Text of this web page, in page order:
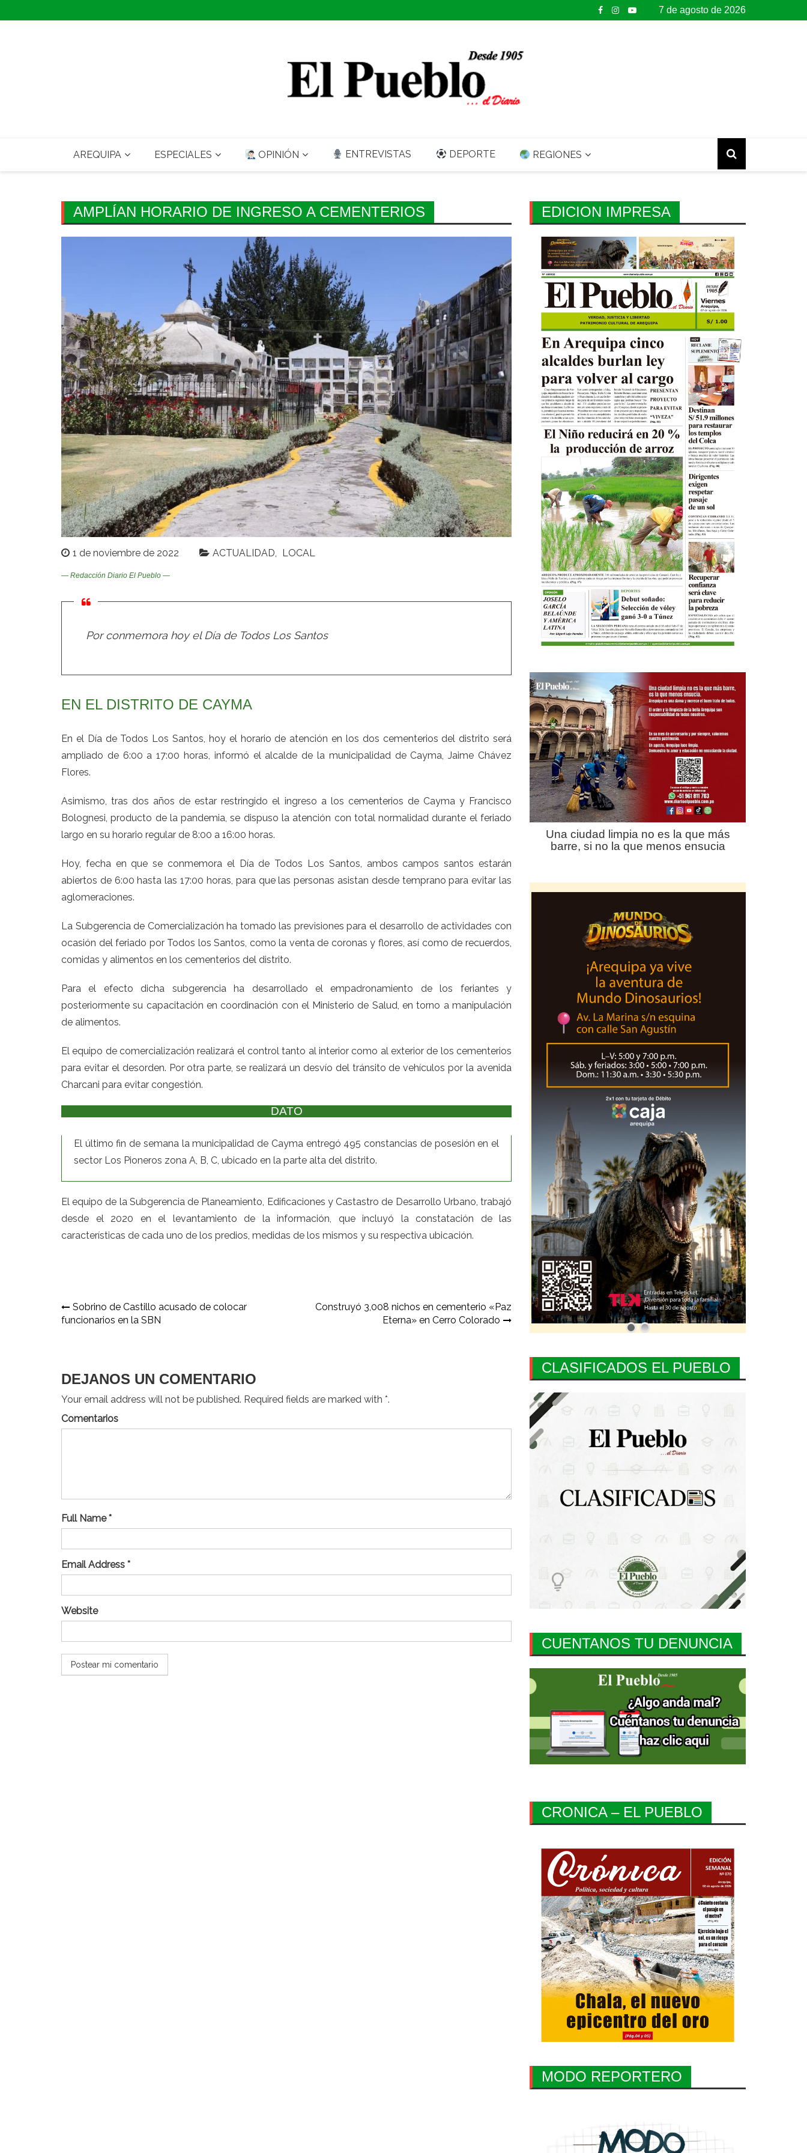
to
7 de agosto de 2026
AREQUIPA ESPECIALES OPINIÓN ENTREVISTAS DEPORTE REGIONES
AMPLÍAN HORARIO DE INGRESO A CEMENTERIOS
1 de noviembre de 2022 ACTUALIDAD LOCAL
— Redacción Diario El Pueblo —
Por conmemora hoy el Día de Todos Los Santos
EN EL DISTRITO DE CAYMA
En el Día de Todos Los Santos, hoy el horario de atención en los dos cementerios del distrito será
ampliado de 6:00 a 17:00 horas, informó el alcalde de la municipalidad de Cayma, Jaime Chávez
Flores.
Asimismo, tras dos años de estar restringido el ingreso a los cementerios de Cayma y Francisco
Bolognesi, producto de la pandemia, se dispuso la atención con total normalidad durante el feriado
largo en su horario regular de 8:00 a 16:00 horas.
Hoy, fecha en que se conmemora el Día de Todos Los Santos, ambos campos santos estarán
abiertos de 6:00 hasta las 17:00 horas, para que las personas asistan desde temprano para evitar las
aglomeraciones.
La Subgerencia de Comercialización ha tomado las previsiones para el desarrollo de actividades con
ocasión del feriado por Todos los Santos, como la venta de coronas y flores, así como de recuerdos,
comidas y alimentos en los cementerios del distrito.
Para el efecto dicha subgerencia ha desarrollado el empadronamiento de los feriantes y
posteriormente su capacitación en coordinación con el Ministerio de Salud, en torno a manipulación
de alimentos.
El equipo de comercialización realizará el control tanto al interior como al exterior de los cementerios
para evitar el desorden. Por otra parte, se realizará un desvío del tránsito de vehículos por la avenida
Charcani para evitar congestión.
DATO
El último fin de semana la municipalidad de Cayma entregó 495 constancias de posesión en el
sector Los Pioneros zona A, B, C, ubicado en la parte alta del distrito.
El equipo de la Subgerencia de Planeamiento, Edificaciones y Castastro de Desarrollo Urbano, trabajó
desde el 2020 en el levantamiento de la información, que incluyó la constatación de las
características de cada uno de los predios, medidas de los mismos y su respectiva ubicación.
Navegación
de
Sobrino de Castillo acusado de colocar
funcionarios en la SBN
Construyó 3,008 nichos en cementerio «Paz
Eterna» en Cerro Colorado
DEJANOS UN COMENTARIO
Your email address will not be published. Required fields are marked with *.
Comentarios
Full Name *
Email Address *
Website
EDICION IMPRESA
Una ciudad limpia no es la que más
barre, si no la que menos ensucia
CLASIFICADOS EL PUEBLO
CUENTANOS TU DENUNCIA
CRONICA – EL PUEBLO
MODO REPORTERO